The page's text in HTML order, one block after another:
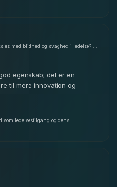
egenskab; det er en
til mere innovation og
som ledelsestilgang og dens